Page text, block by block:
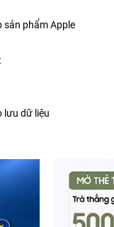
sản phẩm Apple
lưu dữ liệu